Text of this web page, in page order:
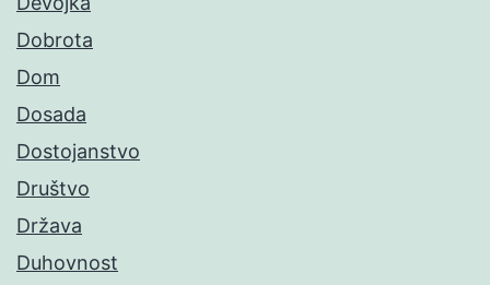
Dobrota
Dom
Dosada
Dostojanstvo
Društvo
Država
Duhovnost